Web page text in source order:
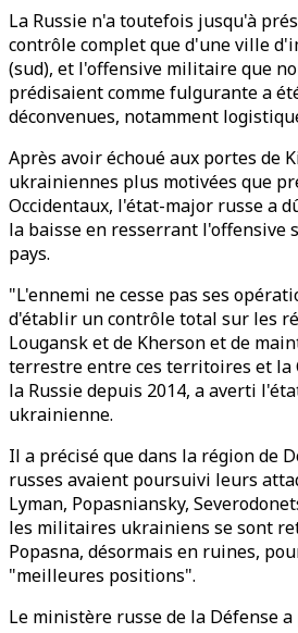
La Russie n'a toutefois jusqu'à
contrôle complet que d'une ville
(sud), et l'offensive militaire que
prédisaient comme fulgurante a
déconvenues, notamment
Après avoir échoué aux portes de
ukrainiennes plus motivées que
Occidentaux, l'état-major russe a
la baisse en resserrant l'offensive
pays.
"L'ennemi ne cesse pas ses
d'établir un contrôle total sur les
Lougansk et de Kherson et de
terrestre entre ces territoires et la
la Russie depuis 2014, a averti
ukrainienne.
Il a précisé que dans la région de
russes avaient poursuivi leurs
Lyman, Popasniansky,
les militaires ukrainiens se sont
Popasna, désormais en ruines,
"meilleures positions".
Le ministère russe de la Défense